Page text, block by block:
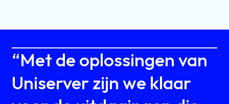
“Met de oplossingen van
Uniserver zijn we klaar